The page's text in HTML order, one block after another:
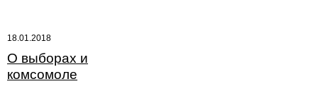
18.01.2018
О выборах и
комсомоле